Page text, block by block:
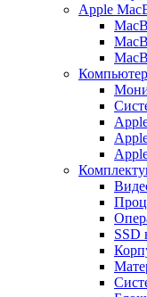
Apple
SSD